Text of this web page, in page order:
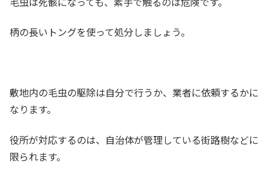
柄の長いトングを使って処分しましょう。
敷地内の毛虫の駆除は自分で行うか、業者に依頼するかに
なります。
役所が対応するのは、自治体が管理している街路樹などに
限られます。